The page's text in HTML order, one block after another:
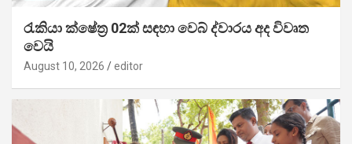
රැකියා ක්ෂේත්‍ර 02ක් සඳහා වෙබ් ද්වාරය අද විවෘත
වෙයි
August 10, 2026 editor